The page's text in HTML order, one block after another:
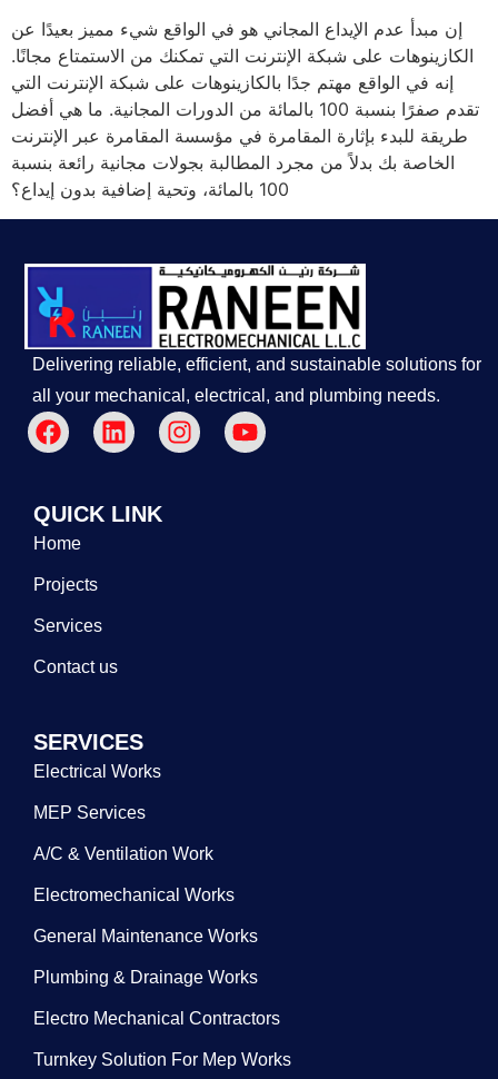
إن مبدأ عدم الإيداع المجاني هو في الواقع شيء مميز بعيدًا عن
الكازينوهات على شبكة الإنترنت التي تمكنك من الاستمتاع مجانًا.
إنه في الواقع مهتم جدًا بالكازينوهات على شبكة الإنترنت التي
تقدم صفرًا بنسبة 100 بالمائة من الدورات المجانية. ما هي أفضل
طريقة للبدء بإثارة المقامرة في مؤسسة المقامرة عبر الإنترنت
الخاصة بك بدلاً من مجرد المطالبة بجولات مجانية رائعة بنسبة
100 بالمائة، وتحية إضافية بدون إيداع؟
Delivering reliable, efficient, and sustainable solutions for
all your mechanical, electrical, and plumbing needs.
QUICK LINK
Home
Projects
Services
Contact us
SERVICES
Electrical Works
MEP Services
A/C & Ventilation Work
Electromechanical Works
General Maintenance Works
Plumbing & Drainage Works
Electro Mechanical Contractors
Turnkey Solution For Mep Works